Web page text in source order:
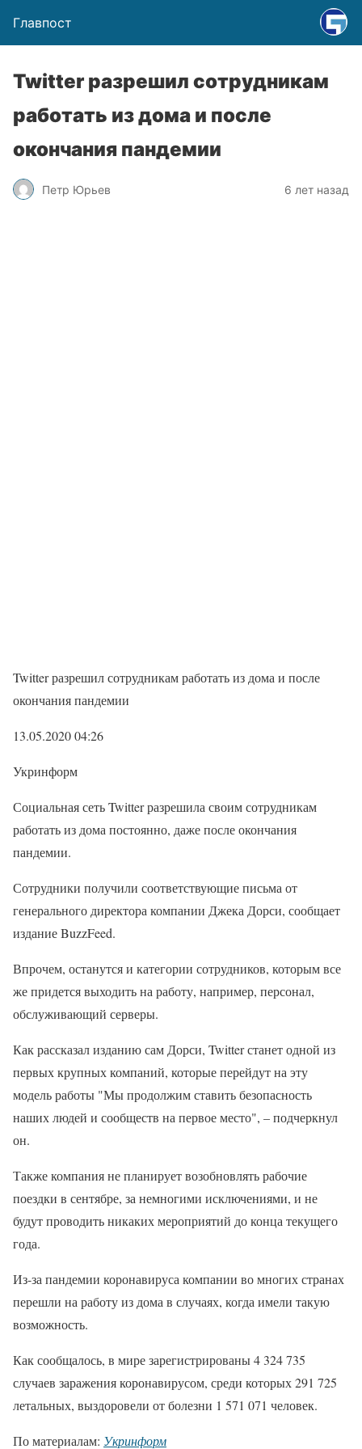
Главпост
Twitter разрешил сотрудникам
работать из дома и после
окончания пандемии
Петр Юрьев 6 лет назад
Twitter разрешил сотрудникам работать из дома и после
окончания пандемии
13.05.2020 04:26
Укринформ
Социальная сеть Twitter разрешила своим сотрудникам
работать из дома постоянно, даже после окончания
пандемии.
Сотрудники получили соответствующие письма от
генерального директора компании Джека Дорси, сообщает
издание BuzzFeed.
Впрочем, останутся и категории сотрудников, которым все
же придется выходить на работу, например, персонал,
обслуживающий серверы.
Как рассказал изданию сам Дорси, Twitter станет одной из
первых крупных компаний, которые перейдут на эту
модель работы "Мы продолжим ставить безопасность
наших людей и сообществ на первое место", – подчеркнул
он.
Также компания не планирует возобновлять рабочие
поездки в сентябре, за немногими исключениями, и не
будут проводить никаких мероприятий до конца текущего
года.
Из-за пандемии коронавируса компании во многих странах
перешли на работу из дома в случаях, когда имели такую
возможность.
Как сообщалось, в мире зарегистрированы 4 324 735
случаев заражения коронавирусом, среди которых 291 725
летальных, выздоровели от болезни 1 571 071 человек.
По материалам: Укринформ